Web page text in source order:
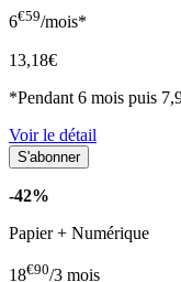
6€59/mois*
13,18€
*Pendant 6 mois puis
Voir le détail
-42%
Papier + Numérique
18€90/3 mois